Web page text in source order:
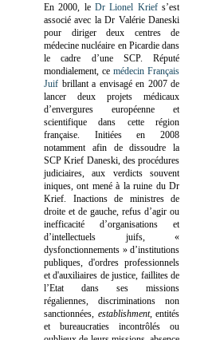
En 2000, le Dr Lionel Kriefs’est
associé avec la Dr Valérie Daneski
pour diriger deux centres de
médecine nucléaire en Picardie dans
le cadre d’une SCP. Réputé
mondialement, ce médecin Français
Juif brillant a envisagé en 2007 de
lancer deux projets médicaux
d’envergures européenne et
scientifique dans cette région
française. Initiées en 2008
notamment afin de dissoudre la
SCP Krief Daneski, des procédures
judiciaires, aux verdicts souvent
iniques, ont mené à la ruine du Dr
Krief. Inactions de ministres de
droite et de gauche, refus d’agir ou
inefficacité d’organisations et
d’intellectuels juifs, «
dysfonctionnements » d’institutions
publiques, d'ordres professionnels
et d'auxiliaires de justice, faillites de
l’Etat dans ses missions
régaliennes, discriminations non
sanctionnées, establishment, entités
et bureaucraties incontrôlés ou